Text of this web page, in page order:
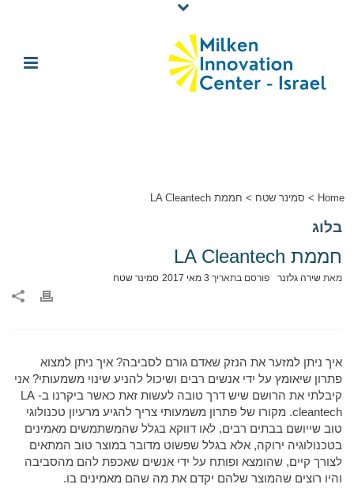
Home
> סמינר שטח > חממת LA Cleantech
בלוג
חממת LA Cleantech
מאת שירה גלזנר פורסם בתאריך 3 מאי 2017 סמינר שטח
איך ניתן למזער את הנזק שאדם גורם לסביבה? איך ניתן למצוא
פתרון שיאומץ על ידי אנשים רבים ושיכול להניע שינוי משמעותי? אני
קיבלתי את הרושם שיש דרך טובה לעשות זאת כאשר ביקרנו ב- LA
cleantech. מקורו של פתרון משמעותי צריך להגיע מרעיון טכנולוגי
טוב שייושם בבתים רבים, לאו דווקא בגלל שהמשתמשים מאמינים
בטכנולוגיה ירוקה, אלא בגלל שפשוט מדובר במוצר טוב המתאים
לצורך קיים, שהומצא ופותח על ידי אנשים שאכפת להם מהסביבה
והיו רוצים שהמוצר שלהם יקדם את מה שהם מאמינים בו.